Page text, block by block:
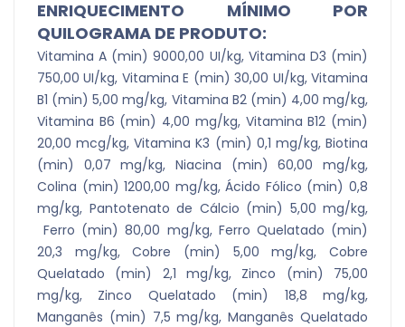
ENRIQUECIMENTO MÍNIMO POR
QUILOGRAMA DE PRODUTO:
Vitamina A (min) 9000,00 UI/kg, Vitamina D3 (min)
750,00 UI/kg, Vitamina E (min) 30,00 UI/kg, Vitamina
B1 (min) 5,00 mg/kg, Vitamina B2 (min) 4,00 mg/kg,
Vitamina B6 (min) 4,00 mg/kg, Vitamina B12 (min)
20,00 mcg/kg, Vitamina K3 (min) 0,1 mg/kg, Biotina
(min) 0,07 mg/kg, Niacina (min) 60,00 mg/kg,
Colina (min) 1200,00 mg/kg, Ácido Fólico (min) 0,8
mg/kg, Pantotenato de Cálcio (min) 5,00 mg/kg,
Ferro (min) 80,00 mg/kg, Ferro Quelatado (min)
20,3 mg/kg, Cobre (min) 5,00 mg/kg, Cobre
Quelatado (min) 2,1 mg/kg, Zinco (min) 75,00
mg/kg, Zinco Quelatado (min) 18,8 mg/kg,
Manganês (min) 7,5 mg/kg, Manganês Quelatado